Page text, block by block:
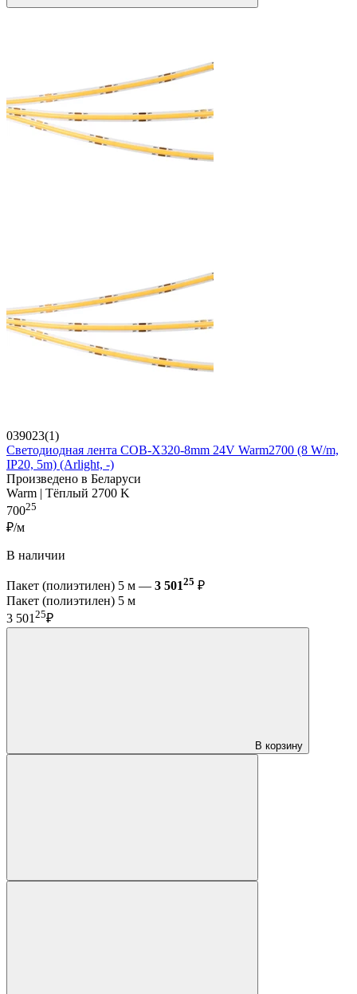
039023(1)
Светодиодная лента COB-X320-8mm 24V Warm2700 (8 W/m,
IP20, 5m) (Arlight, -)
Произведено в Беларуси
Warm | Тёплый 2700 K
70025
₽/м
В наличии
Пакет (полиэтилен) 5 м — 3 50125 ₽
Пакет (полиэтилен) 5 м
3 50125₽
В корзину